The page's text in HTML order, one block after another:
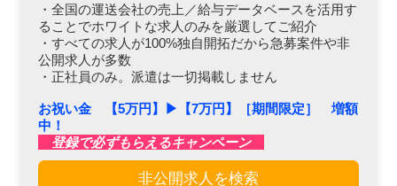
・全国の運送会社の売上／給与データベースを活用す
ることでホワイトな求人のみを厳選してご紹介
・すべての求人が100%独自開拓だから急募案件や非
公開求人が多数
・正社員のみ。派遣は一切掲載しません
お祝い金 【5万円】▶︎【7万円】［期間限定］ 増額
中！
登録で必ずもらえるキャンペーン
非公開求人を検索